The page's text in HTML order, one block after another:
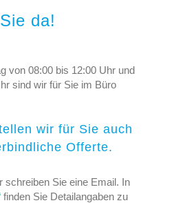
da!
von 08:00 bis 12:00 Uhr und
sind wir für Sie im Büro
wir für Sie auch
Offerte.
schreiben Sie eine Email. In
finden Sie Detailangaben zu